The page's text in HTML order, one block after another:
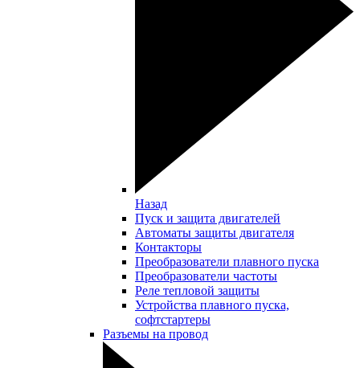
Назад
Пуск и защита двигателей
Автоматы защиты двигателя
Контакторы
Преобразователи плавного пуска
Преобразователи частоты
Реле тепловой защиты
Устройства плавного пуска,
софтстартеры
Разъемы на провод